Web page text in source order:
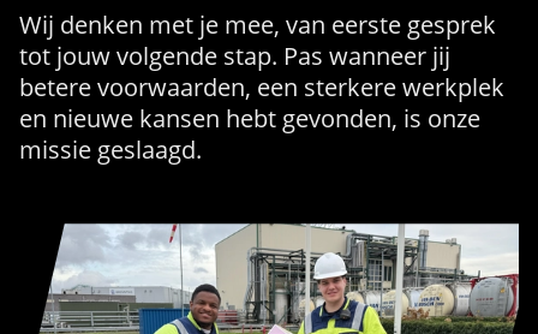
Wij denken met je mee, van eerste gesprek
tot jouw volgende stap. Pas wanneer jij
betere voorwaarden, een sterkere werkplek
en nieuwe kansen hebt gevonden, is onze
missie geslaagd.